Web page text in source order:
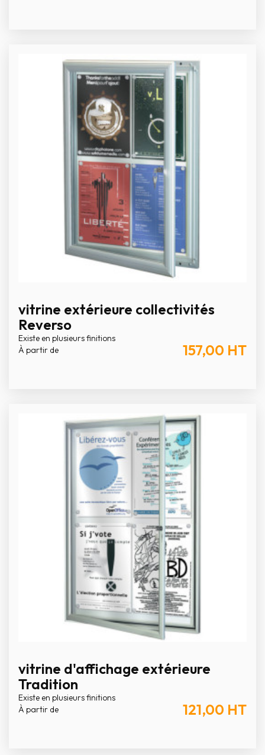
vitrine extérieure collectivités
Reverso
Existe en plusieurs finitions
À partir de
157,00 HT
vitrine d'affichage extérieure
Tradition
Existe en plusieurs finitions
À partir de
121,00 HT